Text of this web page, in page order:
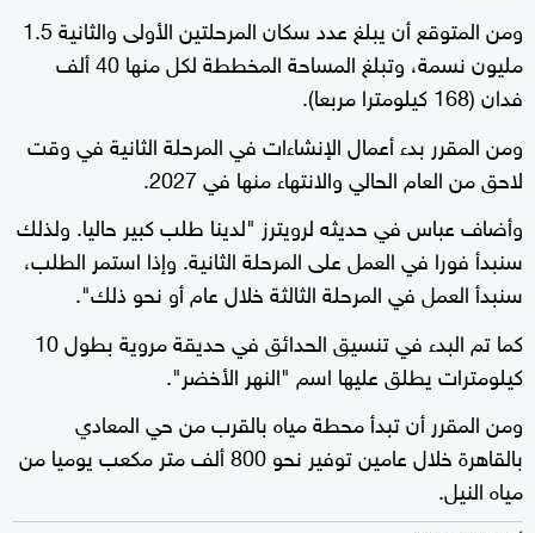
ومن المتوقع أن يبلغ عدد سكان المرحلتين الأولى والثانية 1.5
مليون نسمة، وتبلغ المساحة المخططة لكل منها 40 ألف
فدان (168 كيلومترا مربعا).
ومن المقرر بدء أعمال الإنشاءات في المرحلة الثانية في وقت
لاحق من العام الحالي والانتهاء منها في 2027.
وأضاف عباس في حديثه لرويترز "لدينا طلب كبير حاليا. ولذلك
سنبدأ فورا في العمل على المرحلة الثانية. وإذا استمر الطلب،
سنبدأ العمل في المرحلة الثالثة خلال عام أو نحو ذلك".
كما تم البدء في تنسيق الحدائق في حديقة مروية بطول 10
كيلومترات يطلق عليها اسم "النهر الأخضر".
ومن المقرر أن تبدأ محطة مياه بالقرب من حي المعادي
بالقاهرة خلال عامين توفير نحو 800 ألف متر مكعب يوميا من
مياه النيل.